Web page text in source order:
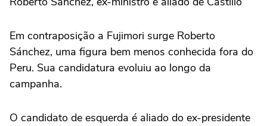
Em contraposição a Fujimori surge Roberto
Sánchez, uma figura bem menos conhecida fora do
Peru. Sua candidatura evoluiu ao longo da
campanha.
O candidato de esquerda é aliado do ex-presidente